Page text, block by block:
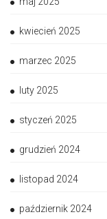
kwiecień 2025
marzec 2025
luty 2025
styczeń 2025
grudzień 2024
listopad 2024
październik 2024